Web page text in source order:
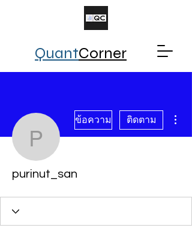
QuantCorner
purinut_san
ข้อความ ติดตาม
purinut_san